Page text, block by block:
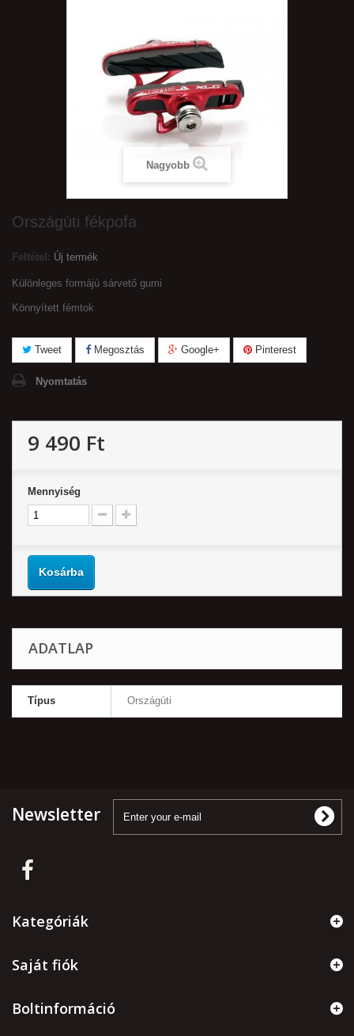
Nagyobb
Országúti fékpofa
Feltétel: Új termék
Különleges formájú sárvető gumi
Könnyített fémtok
Tweet Megosztás Google+ Pinterest
Nyomtatás
9 490 Ft‎
Mennyiség
Kosárba
ADATLAP
Típus Országúti
Newsletter
Kategóriák
Saját fiók
Boltinformáció